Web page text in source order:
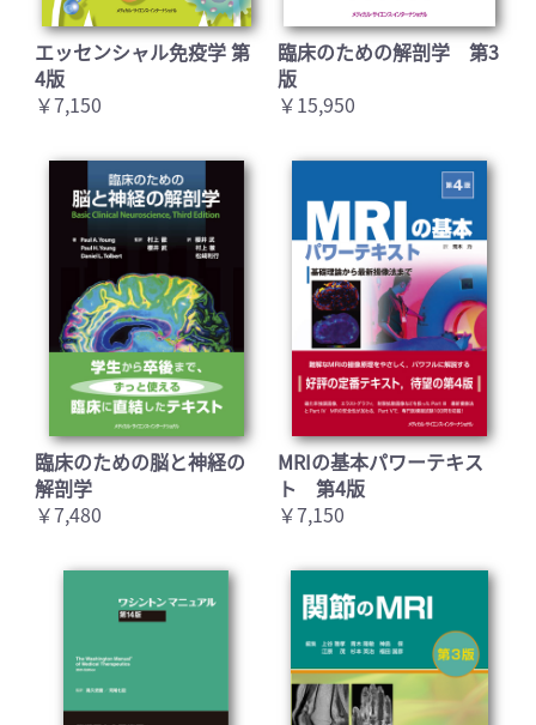
エッセンシャル免疫学 第
4版
￥7,150
臨床のための解剖学 第3
版
￥15,950
臨床のための脳と神経の
解剖学
￥7,480
MRIの基本パワーテキス
ト 第4版
￥7,150